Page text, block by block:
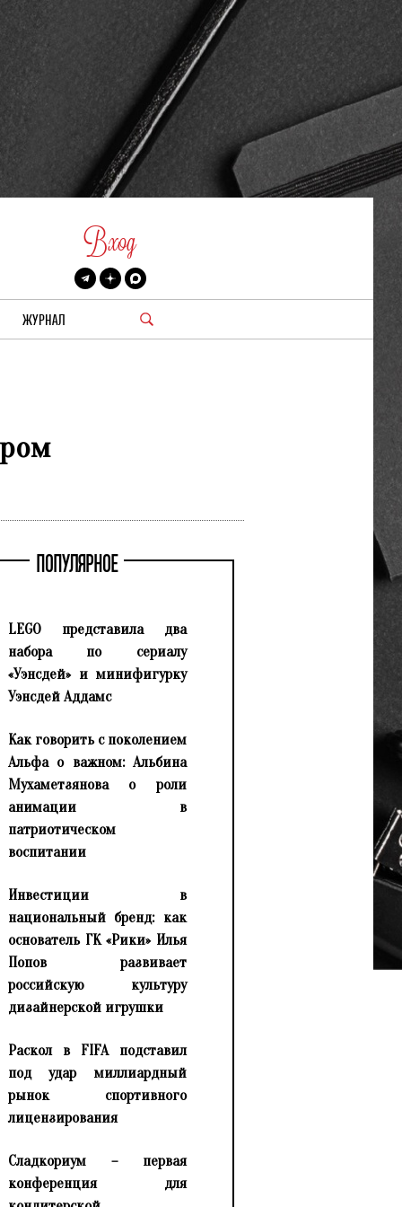
Вход
ЖУРНАЛ
ПОПУЛЯРНОЕ
LEGO представила два
набора по сериалу
«Уэнсдей» и минифигурку
Уэнсдей Аддамс
Как говорить с поколением
Альфа о важном: Альбина
Мухаметзянова о роли
анимации в
патриотическом
воспитании
Инвестиции в
национальный бренд: как
основатель ГК «Рики» Илья
Попов развивает
российскую культуру
дизайнерской игрушки
Раскол в FIFA подставил
под удар миллиардный
рынок спортивного
лицензирования
Сладкориум – первая
конференция для